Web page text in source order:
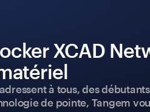
XCAD
à tous, des
de pointe, Tangem